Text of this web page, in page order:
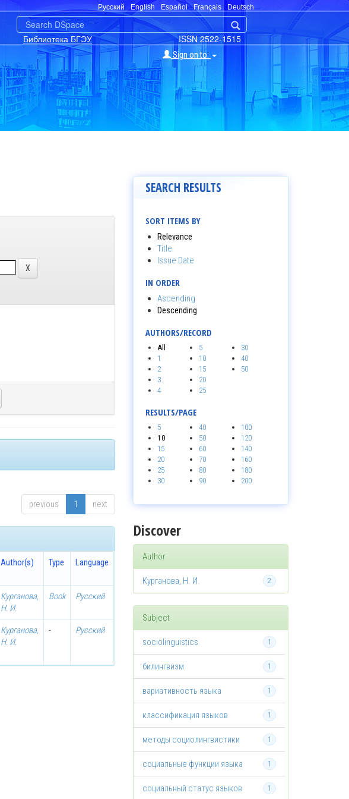
Русский English Español Français Deutsch
ISSN 2522-1515
Библиотека БГЭУ
Sign on to:
previous 1 next
Author(s) Type Language
Курганова,
Н. И.
Book Русский
Курганова,
Н. И.
- Русский
SEARCH RESULTS
SORT ITEMS BY
Relevance
Title
Issue Date
IN ORDER
Ascending
Descending
AUTHORS/RECORD
All
1
2
3
4
5
10
15
20
25
30
40
50
RESULTS/PAGE
5
10
15
20
25
30
40
50
60
70
80
90
100
120
140
160
180
200
Discover
Author
2
Курганова, Н. И.
Subject
1
sociolinguistics
1
билингвизм
1
вариативность языка
1
классификация языков
1
методы социолингвистики
1
социальные функции языка
1
социальный статус языков